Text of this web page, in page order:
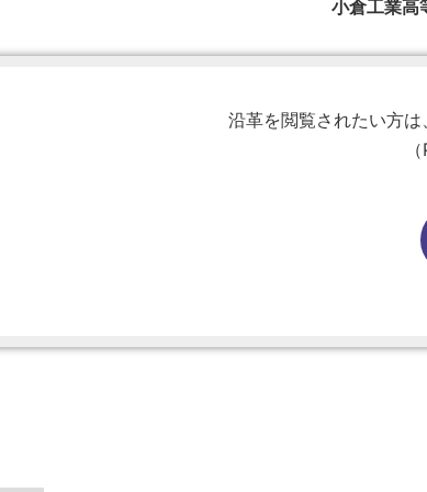
小倉工業
沿革を閲覧されたい方